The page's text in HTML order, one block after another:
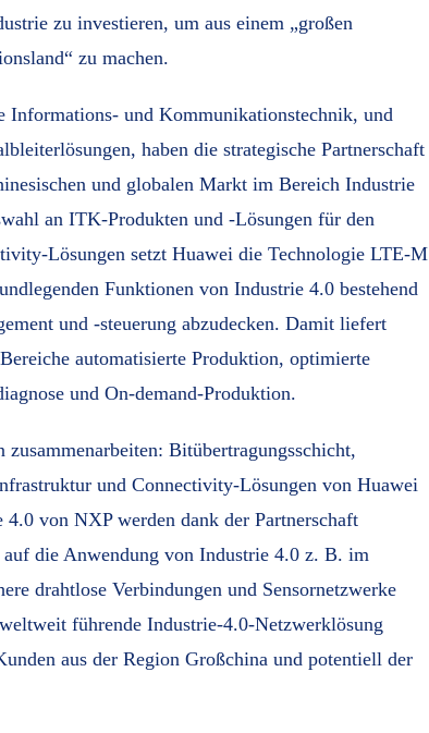
zu investieren, um aus einem „großen
zu machen.
und Kommunikationstechnik, und
haben die strategische Partnerschaft
und globalen Markt im Bereich Industrie
an ITK-Produkten und -Lösungen für den
Lösungen setzt Huawei die Technologie LTE-M
Funktionen von Industrie 4.0 bestehend
und -steuerung abzudecken. Damit liefert
automatisierte Produktion, optimierte
und On-demand-Produktion.
Bitübertragungsschicht,
und Connectivity-Lösungen von Huawei
von NXP werden dank der Partnerschaft
die Anwendung von Industrie 4.0 z. B. im
drahtlose Verbindungen und Sensornetzwerke
führende Industrie-4.0-Netzwerklösung
aus der Region Großchina und potentiell der